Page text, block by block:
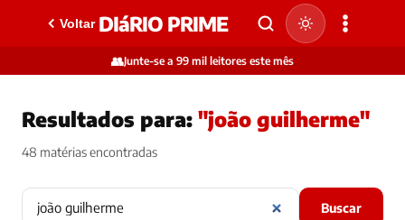
Voltar DIáRIO PRIME
👥Junte-se a 99 mil leitores este mês
Resultados para: "joão guilherme"
48 matérias encontradas
Buscar